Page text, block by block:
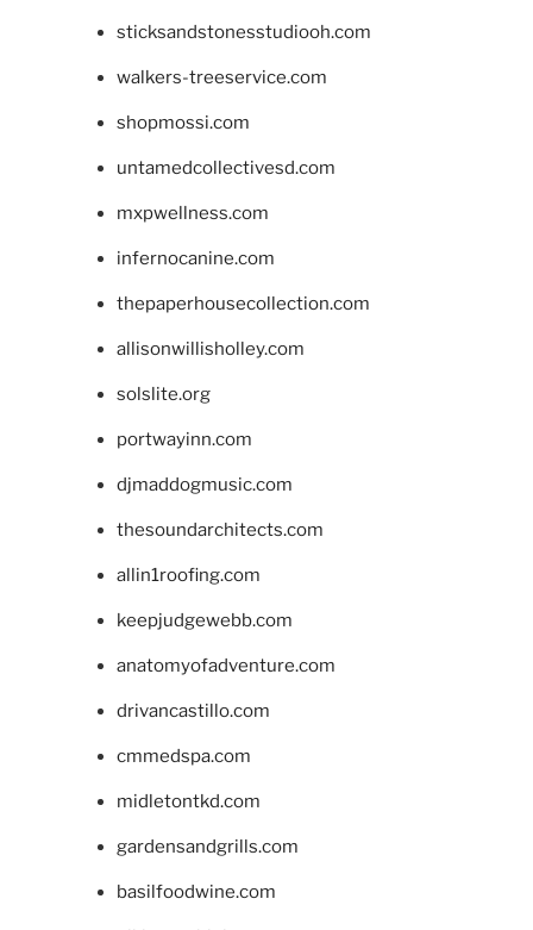
sticksandstonesstudiooh.com
walkers-treeservice.com
shopmossi.com
untamedcollectivesd.com
mxpwellness.com
infernocanine.com
thepaperhousecollection.com
allisonwillisholley.com
solslite.org
portwayinn.com
djmaddogmusic.com
thesoundarchitects.com
allin1roofing.com
keepjudgewebb.com
anatomyofadventure.com
drivancastillo.com
cmmedspa.com
midletontkd.com
gardensandgrills.com
basilfoodwine.com